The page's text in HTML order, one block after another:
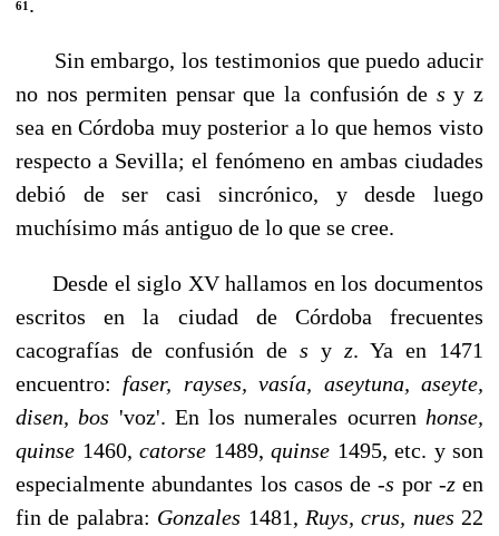
61
Sin embargo, los testimonios que puedo aducir
no nos permiten pensar que la confusión de sy z
sea en Córdoba muy posterior a lo que hemos visto
respecto a Sevilla; el fenómeno en ambas ciudades
debió de ser casi sincrónico, y desde luego
muchísimo más antiguo de lo que se cree.
Desde el siglo XV hallamos en los documentos
escritos en la ciudad de Córdoba frecuentes
cacografías de confusión de s y z. Ya en 1471
encuentro: faser, rayses, vasía, aseytuna, aseyte,
disen,bos 'voz'. En los numerales ocurren honse,
quin­se 1460, catorse 1489, quinse 1495, etc. y son
especialmente abundantes los casos de-s por -zen
fin de palabra: Gonza­les 1481, Ruys, crus, nues 22